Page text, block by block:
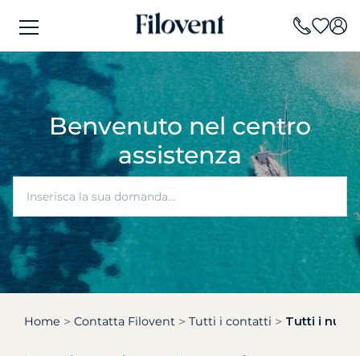
Benvenuto nel centro
assistenza
Home Contatta Filovent Tutti i contatti Tutti i